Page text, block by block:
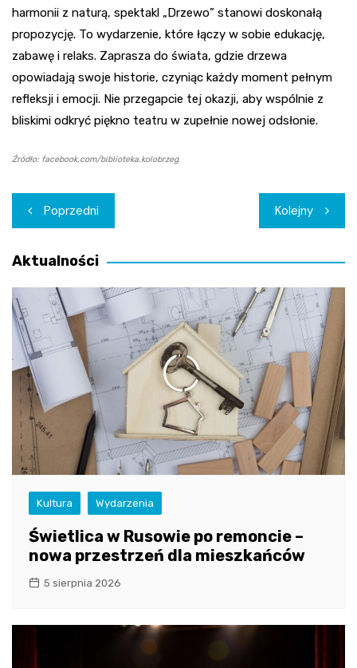
harmonii z naturą, spektakl „Drzewo” stanowi doskonałą
propozycję. To wydarzenie, które łączy w sobie edukację,
zabawę i relaks. Zaprasza do świata, gdzie drzewa
opowiadają swoje historie, czyniąc każdy moment pełnym
refleksji i emocji. Nie przegapcie tej okazji, aby wspólnie z
bliskimi odkryć piękno teatru w zupełnie nowej odsłonie.
Źródło: facebook.com/biblioteka.kolobrzeg
Nawigacja
wpisu
Poprzedni Kolejny
Aktualności
Kultura Wydarzenia
Świetlica w Rusowie po remoncie –
nowa przestrzeń dla mieszkańców
5 sierpnia 2026